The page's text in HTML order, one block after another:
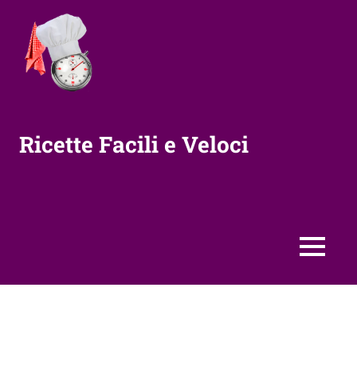
contenuto
Ricette Facili e Veloci
MENU